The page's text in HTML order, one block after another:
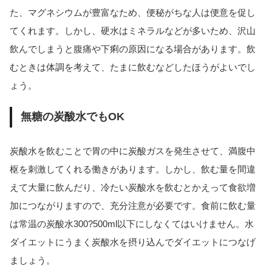
た、マグネシウムが豊富なため、便秘がちな人は便意を促し
てくれます。しかし、硬水はミネラルなどが多いため、沢山
飲んでしまうと腹痛や下痢の原因になる場合があります。飲
むときは体調を考えて、たまに飲むなどしたほうがよいでし
ょう。
無糖の炭酸水でもOK
炭酸水を飲むことで胃の中に炭酸ガスを発生させて、満腹中
枢を刺激してくれる働きがあります。しかし、飲む量を間違
えて大量に飲んだり、冷たい炭酸水を飲むとかえって食欲増
加につながりますので、充分注意が必要です。食前に飲む量
は常温の炭酸水300?500ml以下にしなくてはいけません。水
ダイエットにうまく炭酸水を摂り込んでダイエットにつなげ
ましょう。